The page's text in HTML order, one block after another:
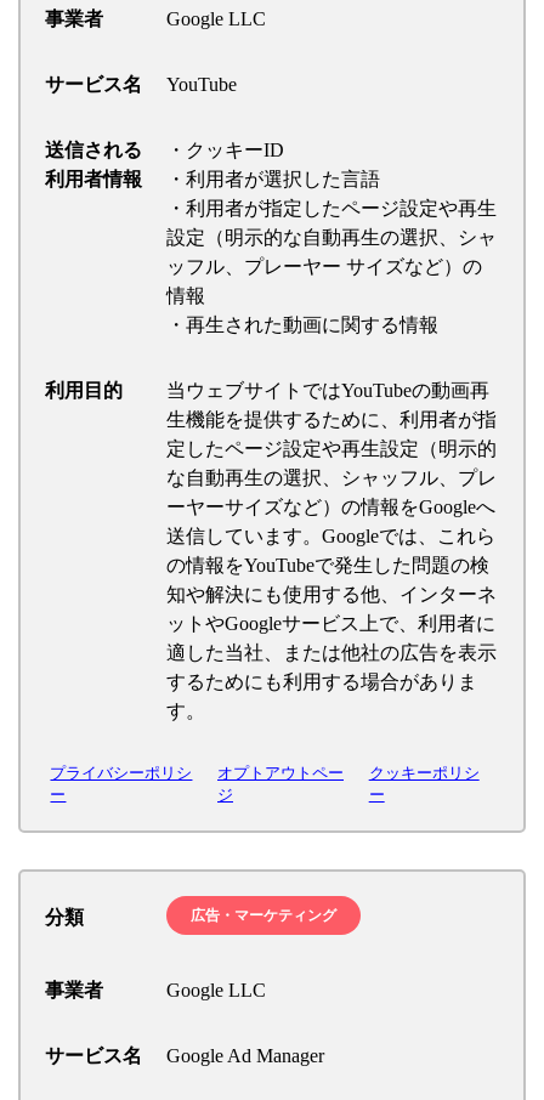
事業者 Google LLC
サービス名 YouTube
送信される
利用者情報
・クッキーID
・利用者が選択した言語
・利用者が指定したページ設定や再生
設定（明示的な自動再生の選択、シャ
ッフル、プレーヤー サイズなど）の
情報
・再生された動画に関する情報
利用目的
当ウェブサイトではYouTubeの動画再
生機能を提供するために、利用者が指
定したページ設定や再生設定（明示的
な自動再生の選択、シャッフル、プレ
ーヤーサイズなど）の情報をGoogleへ
送信しています。Googleでは、これら
の情報をYouTubeで発生した問題の検
知や解決にも使用する他、インターネ
ットやGoogleサービス上で、利用者に
適した当社、または他社の広告を表示
するためにも利用する場合がありま
す。
プライバシーポリシ
ー
オプトアウトペー
ジ
クッキーポリシ
ー
分類 広告・マーケティング
事業者 Google LLC
サービス名 Google Ad Manager